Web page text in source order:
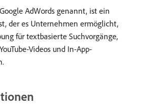
AdWords genannt, ist ein
der es Unternehmen ermöglicht,
für textbasierte Suchvorgänge,
Videos und In-App-